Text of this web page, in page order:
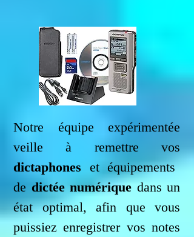
Notre équipe expérimentée
veille à remettre vos
dictaphones et équipements
de dictée numérique dans un
état optimal, afin que vous
puissiez enregistrer vos notes